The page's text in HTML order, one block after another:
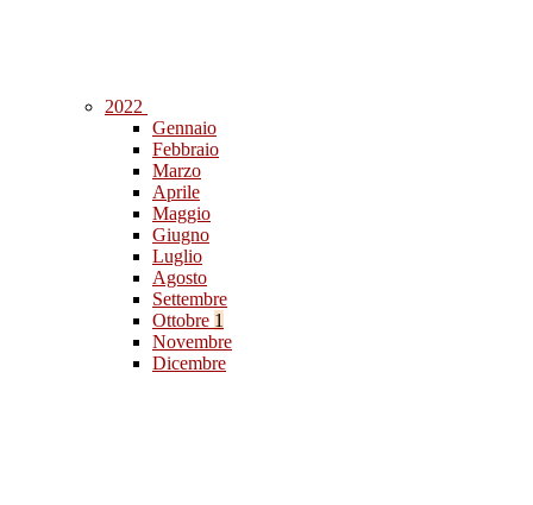
2022
Gennaio
Febbraio
Marzo
Aprile
Maggio
Giugno
Luglio
Agosto
Settembre
Ottobre 1
Novembre
Dicembre